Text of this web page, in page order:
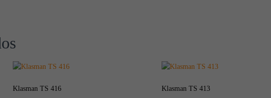
Klasman TS 416 Klasman TS 413